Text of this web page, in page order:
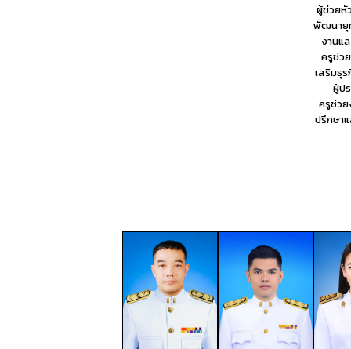
ผู้ช่วยหั
พัฒนายุ
งานแ
ครูช่ว
เสริมธุร
ผู้ป
ครูช่ว
ปรึกษาแ